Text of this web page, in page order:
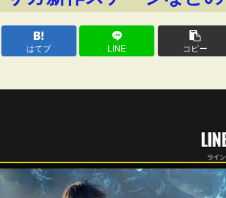
はてブ LINE コピー